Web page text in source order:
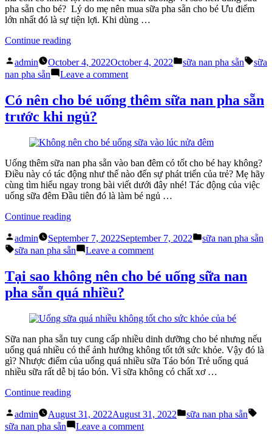
sẵn
pha sẵn cho bé? Lý do mẹ nên mua sữa pha sẵn cho bé Ưu điểm
lớn nhất đó là sự tiện lợi. Khi dùng …
Continue reading“Lợi
của
sữa
pha
sẵn
cho
bé
có
thể
mẹ
chưa
biết”
Posted
by
admin October 4, 2022October 4, 2022
Posted
sữa nan pha sẵn
sữa
nan pha sẵn
Leave a commenton
ích
của
pha
sẵn
cho
bé
có
thể
Có nên cho bé uống thêm sữa nan pha sẵn
trước khi ngủ?
Uống thêm sữa nan pha sẵn vào ban đêm có tốt cho bé hay không?
Điều này có tác động như thế nào đến sự phát triển của trẻ? Mẹ hãy
cùng tìm hiểu ngay trong bài viết dưới đây nhé! Tác động của việc
uống sữa đêm Đầu tiên đó là làm bé ngủ …
Continue reading“Có
cho
bé
thêm
sữa
nan
pha
sẵn
trước
khi
ngủ?”
Posted
by
admin September 7, 2022September 7, 2022
Posted
sữa nan pha sẵn
Tags:
sữa nan pha sẵn Leave a commenton
nên
cho
thêm
sữa
nan
pha
sẵn
trước
khi
Tại sao không nên cho bé uống sữa nan
pha sẵn quá nhiều?
Sữa nan pha sẵn tuy cung cấp nhiều dinh dưỡng cho bé nhưng nếu
uống quá nhiều có thể ảnh hưởng không tốt tới sức khỏe. Vậy đó là
gì? Nhược điểm của uống quá nhiều sữa Táo bón Trẻ uống quá
nhiều sữa rất dễ bị táo bón. Vì sữa không có chất xơ …
Continue reading“Tại
không
nên
Posted
by
admin August 31, 2022August 31, 2022
Posted
sữa nan pha sẵn
sữa nan pha sẵn
Leave a commenton